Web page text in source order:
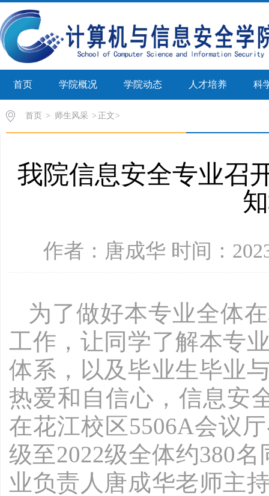
首页 学院概况 学院动态 人才培养 科
首页 > 师生风采 > 正文
我院信息安全专业召
作者：唐成华 时间：
为了做好本专业全体
工作，让同学了解本专
体系，以及毕业生毕业
热爱和自信心，信息安
在花江校区5506A会议
级至2022级全体约380
业负责人唐成华老师主